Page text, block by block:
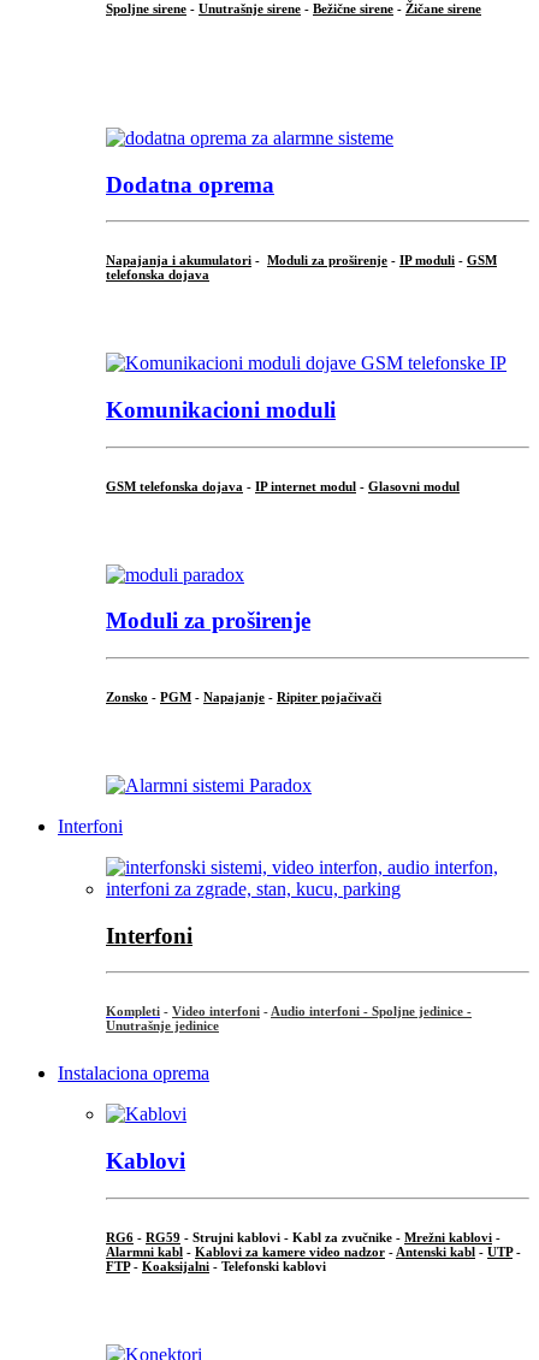
Spoljne sirene - Unutrašnje sirene - Bežične sirene - Žičane sirene
Dodatna oprema
Napajanja i akumulatori - Moduli za proširenje - IP moduli - GSM
telefonska dojava
Komunikacioni moduli
GSM telefonska dojava - IP internet modul - Glasovni modul
Moduli za proširenje
Zonsko - PGM - Napajanje - Ripiter pojačivači
Interfoni
Interfoni
Kompleti - Video interfoni - Audio interfoni - Spoljne jedinice -
Unutrašnje jedinice
Instalaciona oprema
Kablovi
RG6 - RG59 - Strujni kablovi - Kabl za zvučnike - Mrežni kablovi -
Alarmni kabl - Kablovi za kamere video nadzor - Antenski kabl - UTP-
FTP- Koaksijalni - Telefonski kablovi